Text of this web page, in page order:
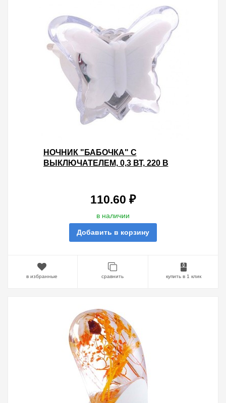
НОЧНИК "БАБОЧКА" С
ВЫКЛЮЧАТЕЛЕМ, 0,3 ВТ, 220 В
110.60 ₽
в наличии
Добавить в корзину
в избранные сравнить купить в 1 клик